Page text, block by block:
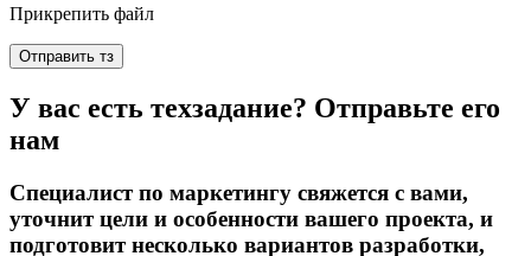
Прикрепить файл
Отправить тз
У вас есть техзадание? Отправьте его
нам
Специалист по маркетингу свяжется с вами,
уточнит цели и особенности вашего проекта, и
подготовит несколько вариантов разработки,